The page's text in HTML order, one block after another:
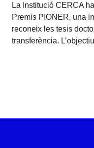
La Institució CERCA
Premis PIONER, una
reconeix les tesis
transferència.